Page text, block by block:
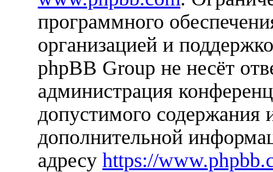
программного
организацией и
phpBB Group не несёт
администрация
допустимого содержания
дополнительной
адресу https://